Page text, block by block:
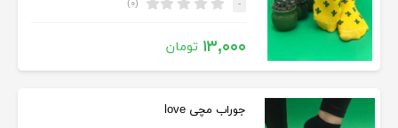
- (۰)
۱۳,۰۰۰ تومان
جوراب مچی love